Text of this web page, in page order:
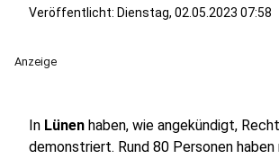
Veröffentlicht: Dienstag, 02.05.2023 07:58
Anzeige
In Lünen haben, wie angekündigt,
demonstriert. Rund 80 Personen haben